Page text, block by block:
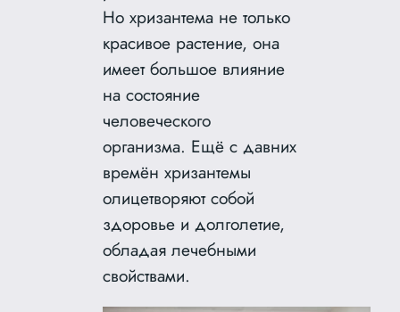
Но хризантема не только
красивое растение, она
имеет большое влияние
на состояние
человеческого
организма. Ещё с давних
времён хризантемы
олицетворяют собой
здоровье и долголетие,
обладая лечебными
свойствами.